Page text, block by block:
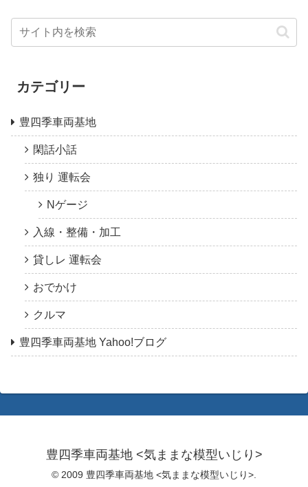
カテゴリー
豊四季車両基地
閑話小話
独り 運転会
Nゲージ
入線・整備・加工
貸しレ 運転会
おでかけ
クルマ
豊四季車両基地 Yahoo!ブログ
豊四季車両基地 <気ままな模型いじり>
© 2009 豊四季車両基地 <気ままな模型いじり>.